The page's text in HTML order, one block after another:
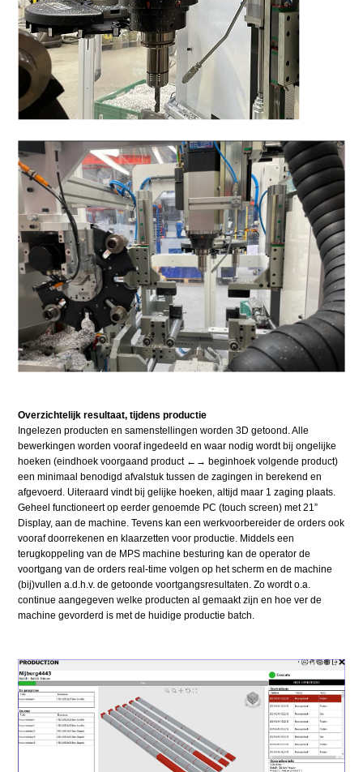
Overzichtelijk resultaat, tijdens productie
Ingelezen producten en samenstellingen worden 3D getoond. Alle
bewerkingen worden vooraf ingedeeld en waar nodig wordt bij ongelijke
hoeken (eindhoek voorgaand product ←→ beginhoek volgende product)
een minimaal benodigd afvalstuk tussen de zagingen in berekend en
afgevoerd. Uiteraard vindt bij gelijke hoeken, altijd maar 1 zaging plaats.
Geheel functioneert op eerder genoemde PC (touch screen) met 21”
Display, aan de machine. Tevens kan een werkvoorbereider de orders ook
vooraf doorrekenen en klaarzetten voor productie. Middels een
terugkoppeling van de MPS machine besturing kan de operator de
voortgang van de orders real-time volgen op het scherm en de machine
(bij)vullen a.d.h.v. de getoonde voortgangsresultaten. Zo wordt o.a.
continue aangegeven welke producten al gemaakt zijn en hoe ver de
machine gevorderd is met de huidige productie batch.